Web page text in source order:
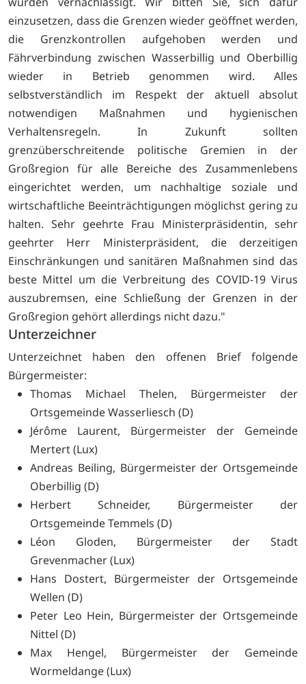
einzusetzen, dass die Grenzen wieder geöffnet werden,
die Grenzkontrollen aufgehoben werden und
Fährverbindung zwischen Wasserbillig und Oberbillig
wieder in Betrieb genommen wird. Alles
selbstverständlich im Respekt der aktuell absolut
notwendigen Maßnahmen und hygienischen
Verhaltensregeln. In Zukunft sollten
grenzüberschreitende politische Gremien in der
Großregion für alle Bereiche des Zusammenlebens
eingerichtet werden, um nachhaltige soziale und
wirtschaftliche Beeinträchtigungen möglichst gering zu
halten. Sehr geehrte Frau Ministerpräsidentin, sehr
geehrter Herr Ministerpräsident, die derzeitigen
Einschränkungen und sanitären Maßnahmen sind das
beste Mittel um die Verbreitung des COVID-19 Virus
auszubremsen, eine Schließung der Grenzen in der
Großregion gehört allerdings nicht dazu."
Unterzeichner
Unterzeichnet haben den offenen Brief folgende
Bürgermeister:
Thomas Michael Thelen, Bürgermeister der
Ortsgemeinde Wasserliesch (D)
Jérôme Laurent, Bürgermeister der Gemeinde
Mertert (Lux)
Andreas Beiling, Bürgermeister der Ortsgemeinde
Oberbillig (D)
Herbert Schneider, Bürgermeister der
Ortsgemeinde Temmels (D)
Léon Gloden, Bürgermeister der Stadt
Grevenmacher (Lux)
Hans Dostert, Bürgermeister der Ortsgemeinde
Wellen (D)
Peter Leo Hein, Bürgermeister der Ortsgemeinde
Nittel (D)
Max Hengel, Bürgermeister der Gemeinde
Wormeldange (Lux)